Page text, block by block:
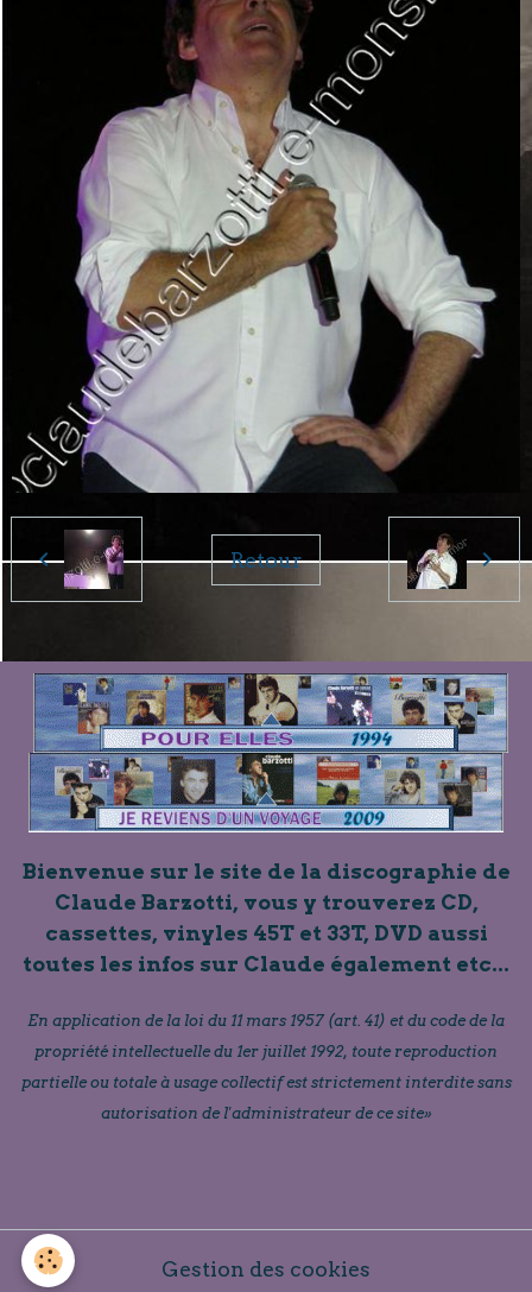
Retour
Bienvenue sur le site de la discographie de
Claude Barzotti, vous y trouverez CD,
cassettes, vinyles 45T et 33T, DVD aussi
toutes les infos sur Claude également etc...
En application de la loi du 11 mars 1957 (art. 41) et du code de la
propriété intellectuelle du 1er juillet 1992, toute reproduction
partielle ou totale à usage collectif est strictement interdite sans
autorisation de l'administrateur de ce site»
Gestion des cookies